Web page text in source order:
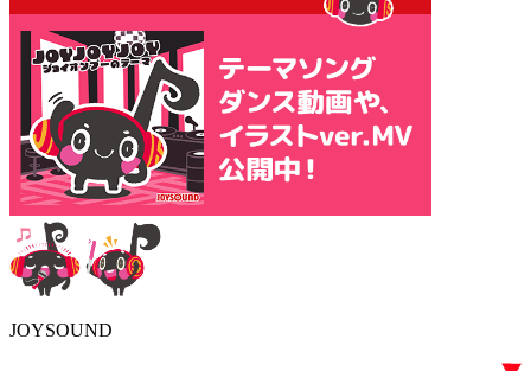
JOYSOUND